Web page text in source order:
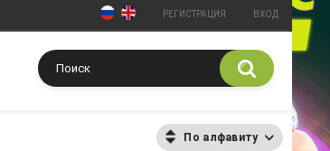
РЕГИСТРАЦИЯ ВХОД
По алфавиту